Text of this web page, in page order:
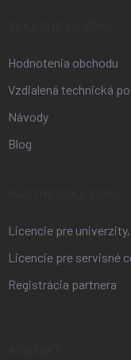
Hodnotenia obchodu
Vzdialená technická
Návody
Blog
Licencie pre
Licencie pre servisné
Registrácia partnera